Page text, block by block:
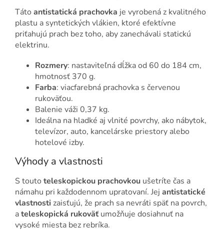
Táto antistatická prachovka je vyrobená z kvalitného
plastu a syntetických vlákien, ktoré efektívne
priťahujú prach bez toho, aby zanechávali statickú
elektrinu.
Rozmery: nastaviteľná dĺžka od 60 do 184 cm,
hmotnosť 370 g.
Farba: viacfarebná prachovka s červenou
rukoväťou.
Balenie váži 0,37 kg.
Ideálna na hladké aj vlnité povrchy, ako nábytok,
televízor, auto, kancelárske priestory alebo
hotelové izby.
Výhody a vlastnosti
S touto teleskopickou prachovkou ušetríte čas a
námahu pri každodennom upratovaní. Jej antistatické
vlastnosti zaisťujú, že prach sa nevráti späť na povrch,
ateleskopická rukoväť umožňuje dosiahnuť na
vysoké miesta bez rebríka.